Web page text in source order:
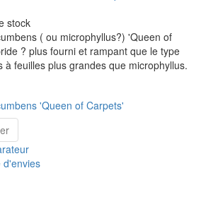
stock
( ou microphyllus?) 'Queen of
? plus fourni et rampant que le type
à feuilles plus grandes que microphyllus.
'Queen of Carpets'
d'envies